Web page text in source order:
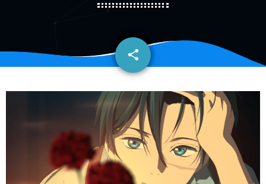
share
email